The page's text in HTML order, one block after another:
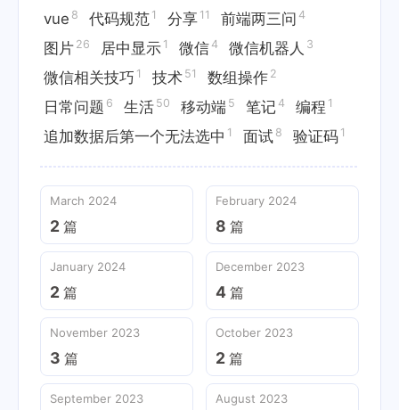
vue 8 代码规范 1 分享 11 前端两三问 4
图片 26 居中显示 1 微信 4 微信机器人 3
微信相关技巧 1 技术 51 数组操作 2
日常问题 6 生活 50 移动端 5 笔记 4 编程 1
追加数据后第一个无法选中 1 面试 8 验证码 1
March 2024
2 篇
February 2024
8 篇
January 2024
2 篇
December 2023
4 篇
November 2023
3 篇
October 2023
2 篇
September 2023 August 2023